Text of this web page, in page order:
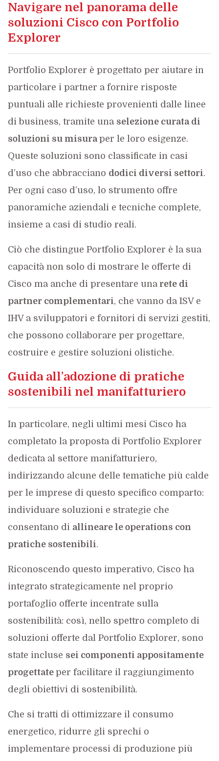
Navigare nel panorama delle
soluzioni Cisco con Portfolio
Explorer
Portfolio Explorer è progettato per aiutare in
particolare i partner a fornire risposte
puntuali alle richieste provenienti dalle linee
di business, tramite una selezione curata di
soluzioni su misuraper le loro esigenze.
Queste soluzioni sono classificate in casi
d’uso che abbracciano dodici diversi settori.
Per ogni caso d’uso, lo strumento offre
panoramiche aziendali e tecniche complete,
insieme a casi di studio reali.
Ciò che distingue Portfolio Explorer è la sua
capacità non solo di mostrare le offerte di
Cisco ma anche di presentare unarete di
partner complementari, che vanno da ISV e
IHV a sviluppatori e fornitori di servizi gestiti,
che possono collaborare per progettare,
costruire e gestire soluzioni olistiche.
Guida all’adozione di pratiche
sostenibili nel manifatturiero
In particolare, negli ultimi mesi Cisco ha
completato la proposta di Portfolio Explorer
dedicata al settore manifatturiero,
indirizzando alcune delle tematiche più calde
per le imprese di questo specifico comparto:
individuare soluzioni e strategie che
consentano di allineare le operations con
pratiche sostenibili.
Riconoscendo questo imperativo, Cisco ha
integrato strategicamente nel proprio
portafoglio offerte incentrate sulla
sostenibilità: così, nello spettro completo di
soluzioni offerte dal Portfolio Explorer, sono
state incluse sei componenti appositamente
progettate per facilitare il raggiungimento
degli obiettivi di sostenibilità.
Che si tratti di ottimizzare il consumo
energetico, ridurre gli sprechi o
implementare processi di produzione più